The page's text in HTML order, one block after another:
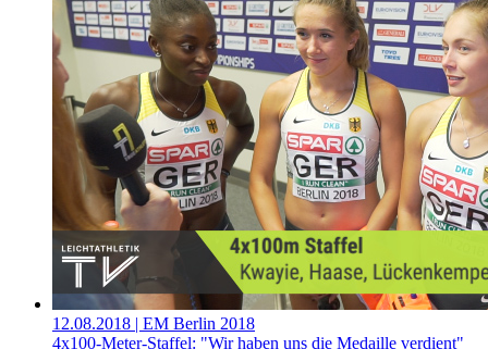
12.08.2018 | EM Berlin 2018
4x100-Meter-Staffel: "Wir haben uns die Medaille verdient"